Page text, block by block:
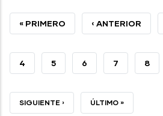
PRIMERA
« PRIMERO
PÁGINA
‹ ANTERIOR
PAGE
4 PAGE
5 PAGE
6 PAGE
7 PAGE
8
PÁGINA
SIGUIENTE › ÚLTIMA
ÚLTIMO »